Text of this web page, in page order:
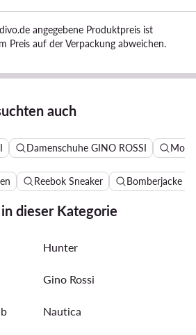
angegebene Produktpreis ist
Preis auf der Verpackung abweichen.
auch
Damenschuhe GINO ROSSI
Reebok Sneaker Bomberjacke
dieser Kategorie
Hunter
Gino Rossi
Nautica